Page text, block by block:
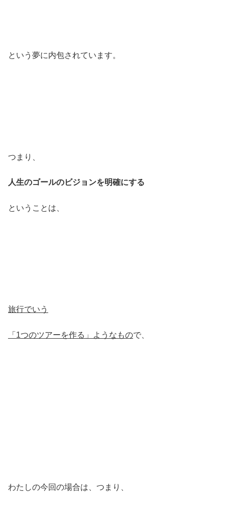
という夢に内包されています。
つまり、
人生のゴールのビジョンを明確にする
ということは、
旅行でいう
「1つのツアーを作る」ようなもので、
わたしの今回の場合は、つまり、